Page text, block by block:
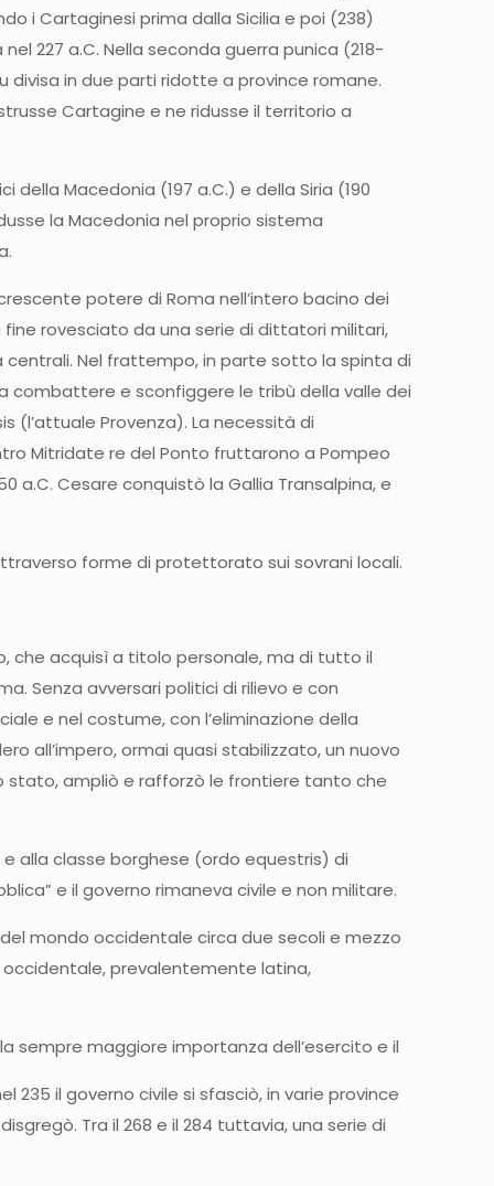
i Cartaginesi prima dalla Sicilia e poi (238)
227 a.C. Nella seconda guerra punica (218-
divisa in due parti ridotte a province romane.
Cartagine e ne ridusse il territorio a
Macedonia (197 a.C.) e della Siria (190
la Macedonia nel proprio sistema
potere di Roma nell’intero bacino dei
rovesciato da una serie di dittatori militari,
centrali. Nel frattempo, in parte sotto la spinta di
combattere e sconfiggere le tribù della valle dei
(l’attuale Provenza). La necessità di
Mitridate re del Ponto fruttarono a Pompeo
a.C. Cesare conquistò la Gallia Transalpina, e
forme di protettorato sui sovrani locali.
che acquisì a titolo personale, ma di tutto il
Senza avversari politici di rilievo e con
e nel costume, con l’eliminazione della
all’impero, ormai quasi stabilizzato, un nuovo
stato, ampliò e rafforzò le frontiere tanto che
alla classe borghese (ordo equestris) di
e il governo rimaneva civile e non militare.
mondo occidentale circa due secoli e mezzo
prevalentemente latina,
sempre maggiore importanza dell’esercito e il
il governo civile si sfasciò, in varie province
Tra il 268 e il 284 tuttavia, una serie di